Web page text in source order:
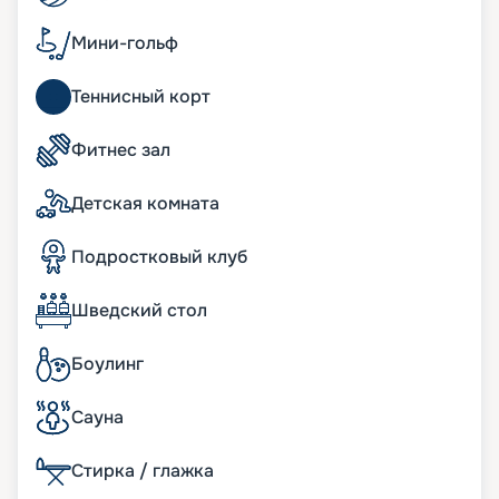
где в вашем распоряжении окажется не только
внушительное пространство на нескольких
уровнях, но также собственная приватная зона
отдыха с джакузи и масса дополнительных
преимуществ.
Развлечения на лайнере
предлагает широкий спектр развлечений на
любой вкус. Здесь имеются зоны отдыха только
для взрослых, где туристы смогут насладиться
спокойным размеренным отдыхом. В
караоке, казино.
Восемь отдельных зон дополняют Центральный
парк и «Королевский променад», где гости могут
прогуляться в окружении экзотических живых
самобытных ресторанчиков с уникальной
Мини-гольф
Теннисный корт
Фитнес зал
Детская комната
Подростковый клуб
Шведский стол
Боулинг
Сауна
Стирка / глажка